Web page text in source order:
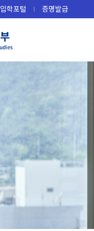
입학포털 증명발급